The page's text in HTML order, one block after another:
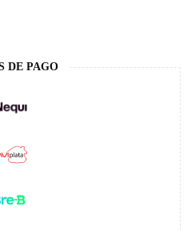
DE PAGO